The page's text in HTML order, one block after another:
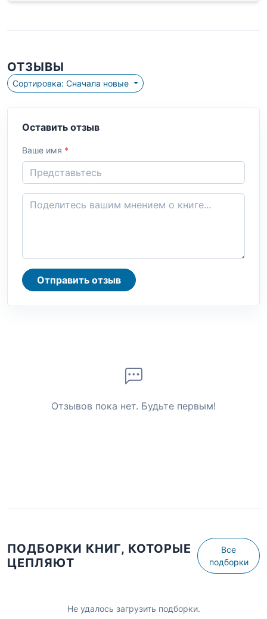
ОТЗЫВЫ
Сортировка: Сначала новые
Оставить отзыв
Ваше имя *
Отправить отзыв
Отзывов пока нет. Будьте первым!
ПОДБОРКИ КНИГ, КОТОРЫЕ
ЦЕПЛЯЮТ
Все
подборки
Не удалось загрузить подборки.